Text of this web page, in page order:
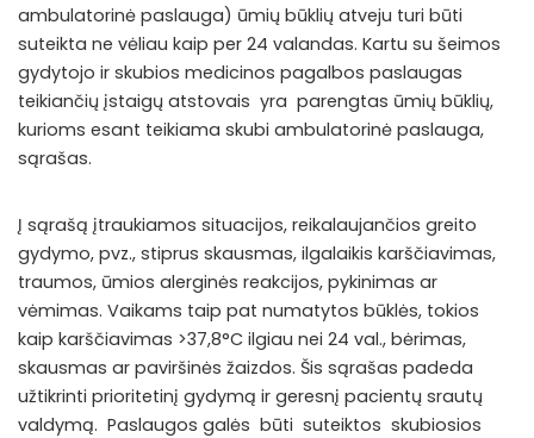
ambulatorinė paslauga) ūmių būklių atveju turi būti
suteikta ne vėliau kaip per 24 valandas. Kartu su šeimos
gydytojo ir skubios medicinos pagalbos paslaugas
teikiančių įstaigų atstovais yra parengtas ūmių būklių,
kurioms esant teikiama skubi ambulatorinė paslauga,
sąrašas.
Į sąrašą įtraukiamos situacijos, reikalaujančios greito
gydymo, pvz., stiprus skausmas, ilgalaikis karščiavimas,
traumos, ūmios alerginės reakcijos, pykinimas ar
vėmimas. Vaikams taip pat numatytos būklės, tokios
kaip karščiavimas >37,8°C ilgiau nei 24 val., bėrimas,
skausmas ar paviršinės žaizdos. Šis sąrašas padeda
užtikrinti prioritetinį gydymą ir geresnį pacientų srautų
valdymą. Paslaugos galės būti suteiktos skubiosios